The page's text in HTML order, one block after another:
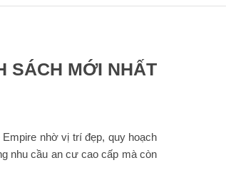
SÁCH MỚI NHẤT
nhờ vị trí đẹp, quy hoạch
nhu cầu an cư cao cấp mà còn